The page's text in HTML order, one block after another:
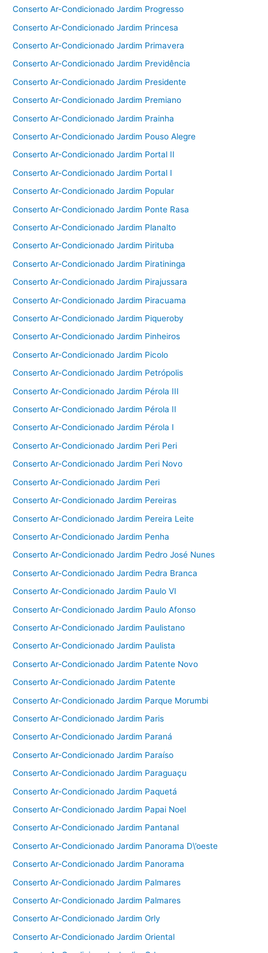
Conserto Ar-Condicionado Jardim Progresso
Conserto Ar-Condicionado Jardim Princesa
Conserto Ar-Condicionado Jardim Primavera
Conserto Ar-Condicionado Jardim Previdência
Conserto Ar-Condicionado Jardim Presidente
Conserto Ar-Condicionado Jardim Premiano
Conserto Ar-Condicionado Jardim Prainha
Conserto Ar-Condicionado Jardim Pouso Alegre
Conserto Ar-Condicionado Jardim Portal II
Conserto Ar-Condicionado Jardim Portal I
Conserto Ar-Condicionado Jardim Popular
Conserto Ar-Condicionado Jardim Ponte Rasa
Conserto Ar-Condicionado Jardim Planalto
Conserto Ar-Condicionado Jardim Pirituba
Conserto Ar-Condicionado Jardim Piratininga
Conserto Ar-Condicionado Jardim Pirajussara
Conserto Ar-Condicionado Jardim Piracuama
Conserto Ar-Condicionado Jardim Piqueroby
Conserto Ar-Condicionado Jardim Pinheiros
Conserto Ar-Condicionado Jardim Picolo
Conserto Ar-Condicionado Jardim Petrópolis
Conserto Ar-Condicionado Jardim Pérola III
Conserto Ar-Condicionado Jardim Pérola II
Conserto Ar-Condicionado Jardim Pérola I
Conserto Ar-Condicionado Jardim Peri Peri
Conserto Ar-Condicionado Jardim Peri Novo
Conserto Ar-Condicionado Jardim Peri
Conserto Ar-Condicionado Jardim Pereiras
Conserto Ar-Condicionado Jardim Pereira Leite
Conserto Ar-Condicionado Jardim Penha
Conserto Ar-Condicionado Jardim Pedro José Nunes
Conserto Ar-Condicionado Jardim Pedra Branca
Conserto Ar-Condicionado Jardim Paulo VI
Conserto Ar-Condicionado Jardim Paulo Afonso
Conserto Ar-Condicionado Jardim Paulistano
Conserto Ar-Condicionado Jardim Paulista
Conserto Ar-Condicionado Jardim Patente Novo
Conserto Ar-Condicionado Jardim Patente
Conserto Ar-Condicionado Jardim Parque Morumbi
Conserto Ar-Condicionado Jardim Paris
Conserto Ar-Condicionado Jardim Paraná
Conserto Ar-Condicionado Jardim Paraíso
Conserto Ar-Condicionado Jardim Paraguaçu
Conserto Ar-Condicionado Jardim Paquetá
Conserto Ar-Condicionado Jardim Papai Noel
Conserto Ar-Condicionado Jardim Pantanal
Conserto Ar-Condicionado Jardim Panorama D\’oeste
Conserto Ar-Condicionado Jardim Panorama
Conserto Ar-Condicionado Jardim Palmares
Conserto Ar-Condicionado Jardim Palmares
Conserto Ar-Condicionado Jardim Orly
Conserto Ar-Condicionado Jardim Oriental